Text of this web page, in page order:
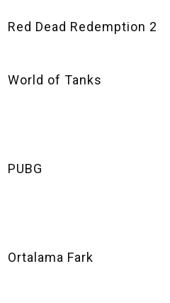
Red Dead Redemption 2
World of Tanks
PUBG
Ortalama Fark